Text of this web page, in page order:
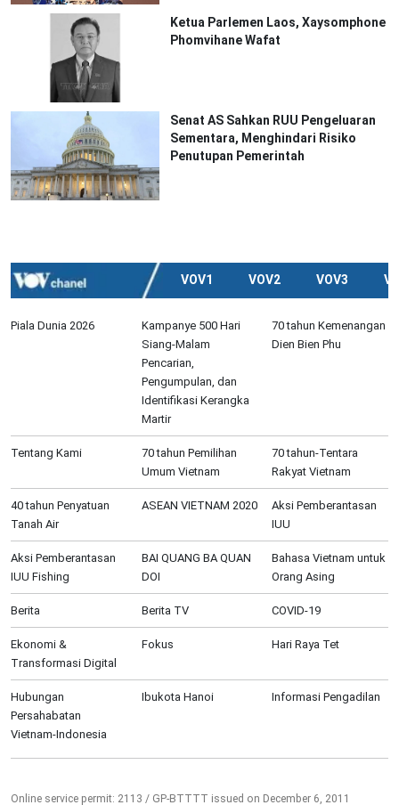
Ketua Parlemen Laos, Xaysomphone
Phomvihane Wafat
Senat AS Sahkan RUU Pengeluaran
Sementara, Menghindari Risiko
Penutupan Pemerintah
VOV1 VOV2 VOV3
Piala Dunia 2026
Kampanye 500 Hari
Siang-Malam
Pencarian,
Pengumpulan, dan
Identifikasi Kerangka
Martir
70 tahun Kemenangan
Dien Bien Phu
Tentang Kami
70 tahun Pemilihan
Umum Vietnam
70 tahun-Tentara
Rakyat Vietnam
40 tahun Penyatuan
Tanah Air
ASEAN VIETNAM 2020
Aksi Pemberantasan
IUU
Aksi Pemberantasan
IUU Fishing
BAI QUANG BA QUAN
DOI
Bahasa Vietnam untuk
Orang Asing
Berita Berita TV COVID-19
Ekonomi &
Transformasi Digital
Fokus Hari Raya Tet
Hubungan
Persahabatan
Vietnam-Indonesia
Ibukota Hanoi Informasi Pengadilan
Online service permit: 2113 / GP-BTTTT issued on December 6, 2011